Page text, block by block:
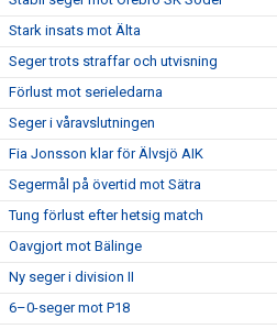
Stark insats mot Älta
Seger trots straffar och utvisning
Förlust mot serieledarna
Seger i våravslutningen
Fia Jonsson klar för Älvsjö AIK
Segermål på övertid mot Sätra
Tung förlust efter hetsig match
Oavgjort mot Bälinge
Ny seger i division II
6–0-seger mot P18